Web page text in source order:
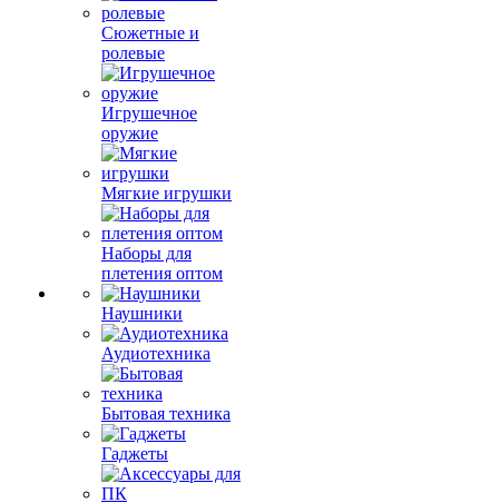
Сюжетные и
ролевые
Игрушечное
оружие
Мягкие игрушки
Наборы для
плетения оптом
Наушники
Аудиотехника
Бытовая техника
Гаджеты